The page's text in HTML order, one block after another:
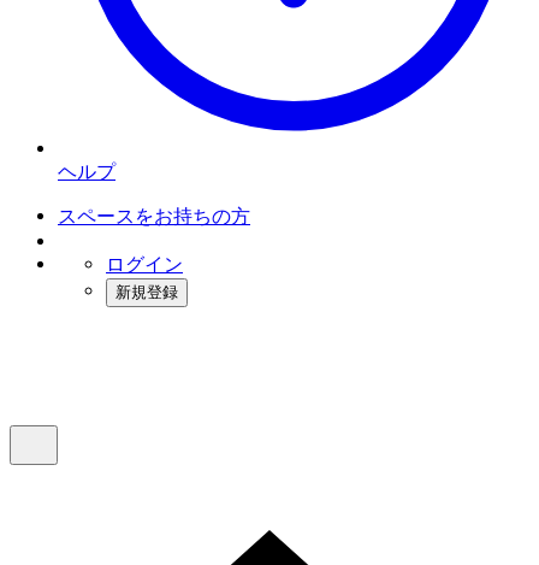
ヘルプ
スペースをお持ちの方
ログイン
新規登録